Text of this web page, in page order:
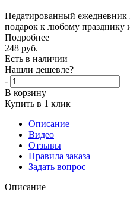
Недатированный
подарок к любому празднику
Подробнее
248 руб.
Есть в наличии
Нашли дешевле?
-
+
В корзину
Купить в 1 клик
Описание
Видео
Отзывы
Правила заказа
Задать вопрос
Описание